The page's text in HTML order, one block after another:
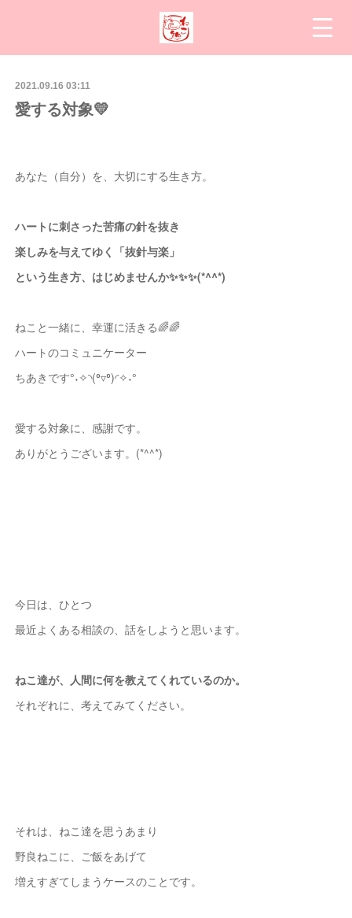
2021.09.16 03:11
愛する対象💛
あなた（自分）を、大切にする生き方。
ハートに刺さった苦痛の針を抜き
楽しみを与えてゆく「抜針与楽」
という生き方、はじめませんか✨✨✨(*^^*)
ねこと一緒に、幸運に活きる🌈🌈
ハートのコミュニケーター
ちあきです°˖✧◝(⁰▿⁰)◜✧˖°
愛する対象に、感謝です。
ありがとうございます。(*^^*)
今日は、ひとつ
最近よくある相談の、話をしようと思います。
ねこ達が、人間に何を教えてくれているのか。
それぞれに、考えてみてください。
それは、ねこ達を思うあまり
野良ねこに、ご飯をあげて
増えすぎてしまうケースのことです。